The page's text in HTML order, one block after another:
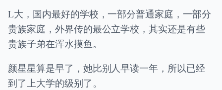
L大，国内最好的学校，一部分普通家庭，一部分
贵族家庭，外界传的最公立学校，其实还是有些
贵族子弟在浑水摸鱼。
颜星星算是早了，她比别人早读一年，所以已经
到了上大学的级别了。